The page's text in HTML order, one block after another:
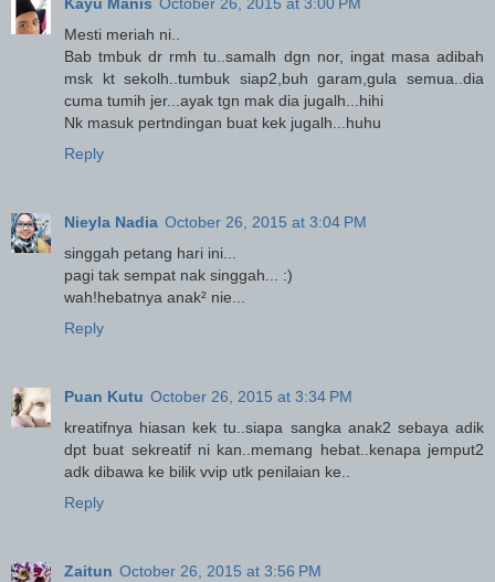
Mesti meriah ni..
Bab tmbuk dr rmh tu..samalh dgn nor, ingat masa adibah
msk kt sekolh..tumbuk siap2,buh garam,gula semua..dia
cuma tumih jer...ayak tgn mak dia jugalh...hihi
Nk masuk pertndingan buat kek jugalh...huhu
Reply
Nieyla Nadia October 26, 2015 at 3:04 PM
singgah petang hari ini...
pagi tak sempat nak singgah... :)
wah!hebatnya anak² nie...
Reply
Puan Kutu October 26, 2015 at 3:34 PM
kreatifnya hiasan kek tu..siapa sangka anak2 sebaya adik
dpt buat sekreatif ni kan..memang hebat..kenapa jemput2
adk dibawa ke bilik vvip utk penilaian ke..
Reply
Zaitun October 26, 2015 at 3:56 PM